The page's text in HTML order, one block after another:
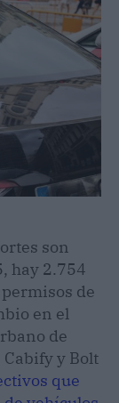
son
hay 2.754
de
en el
de
y Bolt
que